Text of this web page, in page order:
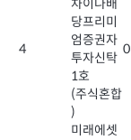
4
차이나배
당프리미
엄증권자
투자신탁
1호
(주식혼합
)
0
미래에셋